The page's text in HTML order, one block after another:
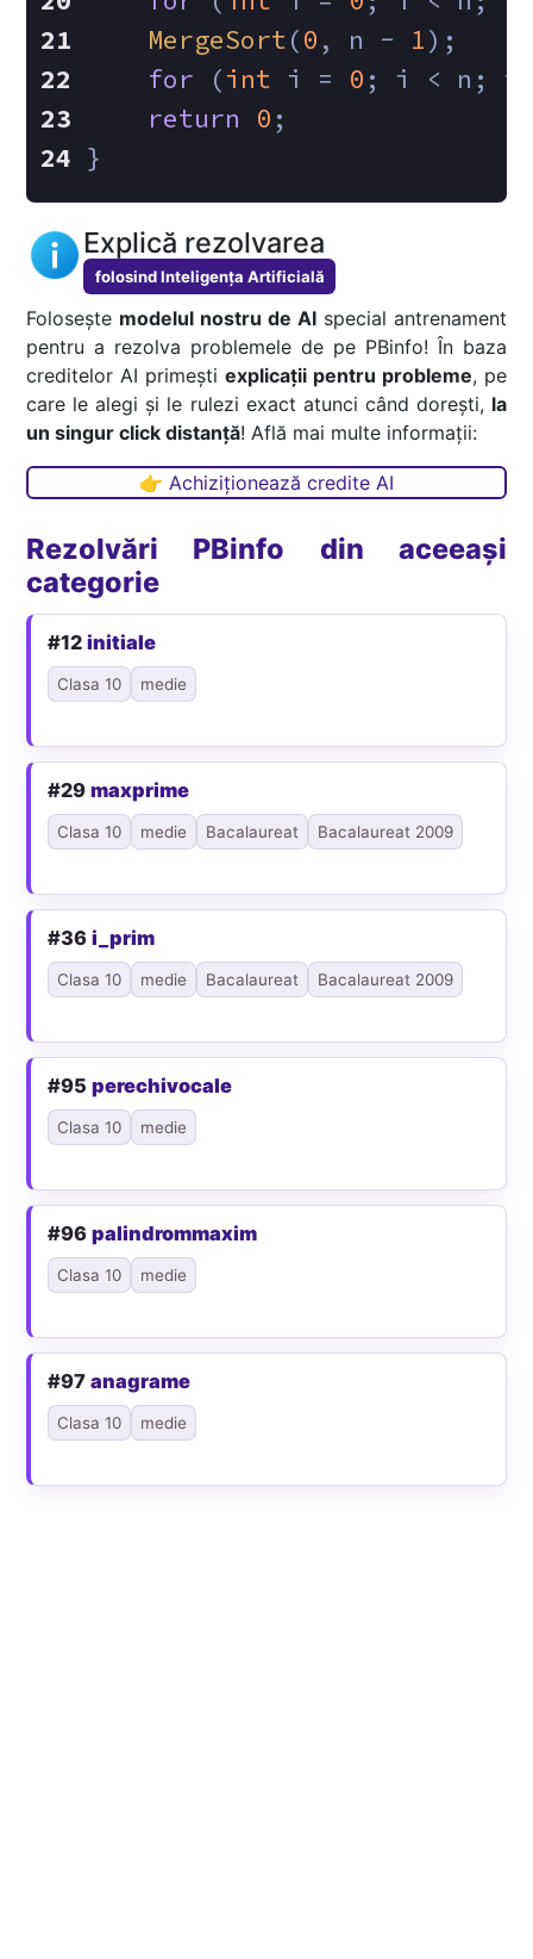
MergeSort(0 , n - 1);
for (int i = 0 ; i < n;
return
0 ;
}
Explică rezolvarea
folosind Inteligența Artificială
Folosește modelul nostru de AIspecial antrenament
pentru a rezolva problemele de pe PBinfo! În baza
creditelor AI primești explicații pentru probleme, pe
care le alegi și le rulezi exact atunci când dorești, la
un singur click distanță! Află mai multe informații:
👉 Achiziționează credite AI
Rezolvări PBinfo din aceeași
categorie
#12initiale
Clasa 10 medie
#29maxprime
Clasa 10 medie Bacalaureat Bacalaureat 2009
#36i_prim
Clasa 10 medie Bacalaureat Bacalaureat 2009
#95perechivocale
Clasa 10 medie
#96palindrommaxim
Clasa 10 medie
#97anagrame
Clasa 10 medie